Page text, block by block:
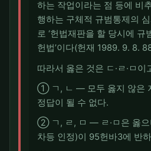
하는 작업이라는 점 등에 비
행하는 구체적 규범통제의
로 ‘헌법재판을 할 당시에 규
헌법’이다(헌재 1989. 9. 8.
따라서 옳은 것은 ㄷ·ㄹ·ㅁ
① ㄱ, ㄴ — 모두 옳지 않은
정답이 될 수 없다.
② ㄱ, ㄹ, ㅁ — ㄹ·ㅁ은 옳으
차등 인정)이 95헌바3에 반